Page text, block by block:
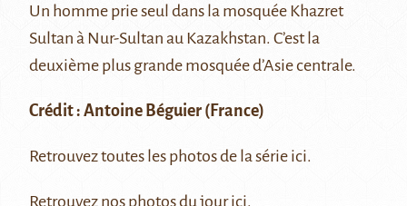
Un homme prie seul dans la mosquée Khazret
Sultan à Nur-Sultan au Kazakhstan. C’est la
deuxième plus grande mosquée d’Asie centrale.
Crédit : Antoine Béguier (France)
Retrouvez toutes les photos de la série ici.
Retrouvez nos photos du jourici.